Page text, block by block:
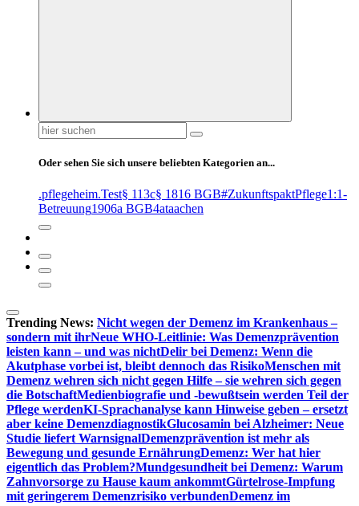
Suchen
nach:
Oder sehen Sie sich unsere beliebten Kategorien an...
.pflegeheim.Test§ 113c§ 1816 BGB#ZukunftspaktPflege1:1-
Betreuung1906a BGB4ataachen
Trending News: Nicht wegen der Demenz im Krankenhaus –
sondern mit ihrNeue WHO-Leitlinie: Was Demenzprävention
leisten kann – und was nichtDelir bei Demenz: Wenn die
Akutphase vorbei ist, bleibt dennoch das RisikoMenschen mit
Demenz wehren sich nicht gegen Hilfe – sie wehren sich gegen
die BotschaftMedienbiografie und -bewußtsein werden Teil der
Pflege werdenKI-Sprachanalyse kann Hinweise geben – ersetzt
aber keine DemenzdiagnostikGlucosamin bei Alzheimer: Neue
Studie liefert WarnsignalDemenzprävention ist mehr als
Bewegung und gesunde ErnährungDemenz: Wer hat hier
eigentlich das Problem?Mundgesundheit bei Demenz: Warum
Zahnvorsorge zu Hause kaum ankommtGürtelrose-Impfung
mit geringerem Demenzrisiko verbundenDemenz im